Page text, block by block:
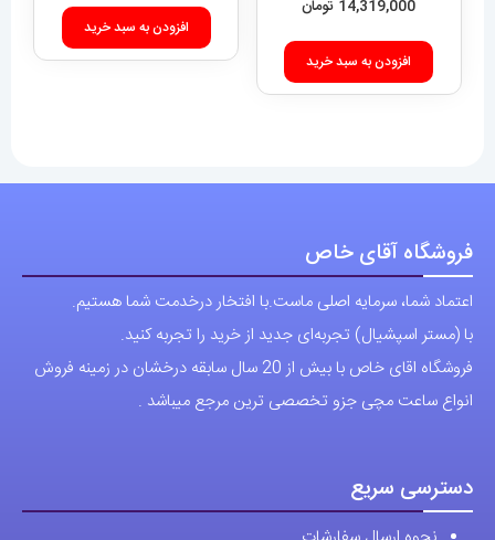
با (مستر اسپشیال) تجربه‌ای جدید از خرید را تجربه کنید.
فروشگاه اقای خاص با بیش از 20 سال سابقه درخشان در زمینه فروش
انواع ساعت مچی جزو تخصصی ترین مرجع میباشد .
دسترسی سریع
شرایط و قوانین
درباره اقای خاص